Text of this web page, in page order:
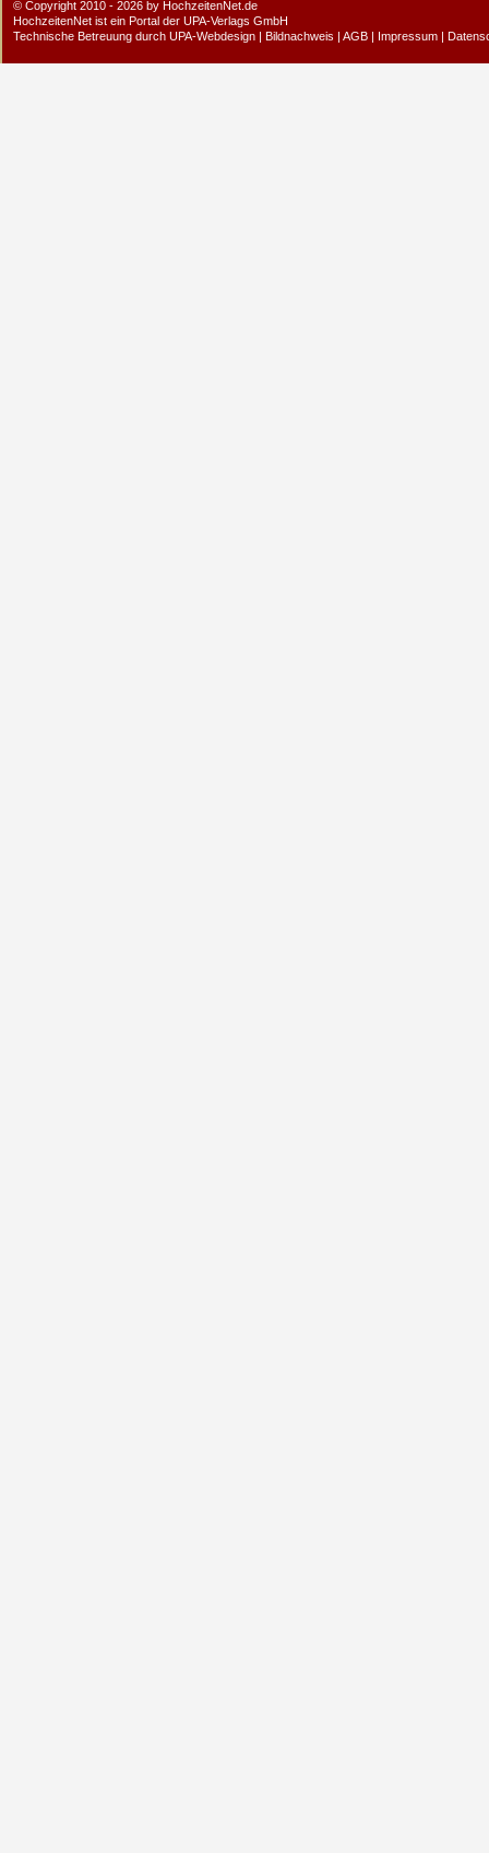
© Copyright 2010 - 2026 by HochzeitenNet.de
HochzeitenNet ist ein Portal der UPA-Verlags GmbH
Technische Betreuung durch UPA-Webdesign | Bildnachweis | AGB | Impressum |